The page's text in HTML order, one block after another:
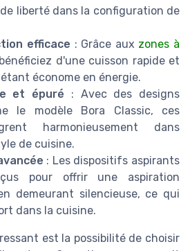
liberté dans la configuration de
efficace : Grâce aux zones à
d'une cuisson rapide et
économe en énergie.
et épuré : Avec des designs
le modèle Bora Classic, ces
harmonieusement dans
de cuisine.
: Les dispositifs aspirants
pour offrir une aspiration
demeurant silencieuse, ce qui
dans la cuisine.
est la possibilité de choisir